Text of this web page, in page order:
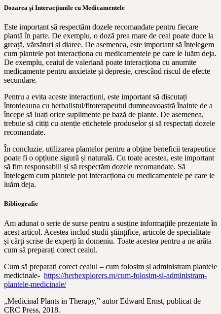
Dozarea și Interacțiunile cu Medicamentele
Este important să respectăm dozele recomandate pentru fiecare
plantă în parte. De exemplu, o doză prea mare de ceai poate duce la
greață, vărsături și diaree. De asemenea, este important să înțelegem
cum plantele pot interacționa cu medicamentele pe care le luăm deja.
De exemplu, ceaiul de valeriană poate interacționa cu anumite
medicamente pentru anxietate și depresie, crescând riscul de efecte
secundare.
Pentru a evita aceste interacțiuni, este important să discutați
întotdeauna cu herbalistul/fitoterapeutul dumneavoastră înainte de a
începe să luați orice suplimente pe bază de plante. De asemenea,
trebuie să citiți cu atenție etichetele produselor și să respectați dozele
recomandate.
În concluzie, utilizarea plantelor pentru a obține beneficii terapeutice
poate fi o opțiune sigură și naturală. Cu toate acestea, este important
să fim responsabili și să respectăm dozele recomandate. Să
înțelegem cum plantele pot interacționa cu medicamentele pe care le
luăm deja.
Bibliografie
Am adunat o serie de surse pentru a susține informațiile prezentate în
acest articol. Acestea includ studii științifice, articole de specialitate
și cărți scrise de experți în domeniu. Toate acestea pentru a ne arăta
cum să preparați corect ceaiul.
Cum să preparați corect ceaiul – cum folosim și administram plantele
medicinale- https://herbexplorers.ro/cum-folosim-si-administram-
plantele-medicinale/
„Medicinal Plants in Therapy,” autor Edward Ernst, publicat de
CRC Press, 2018.